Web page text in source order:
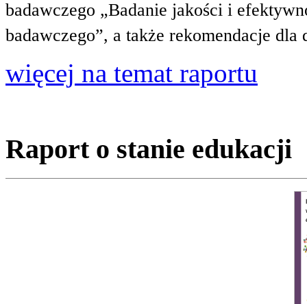
badawczego „Badanie jakości i
badawczego”, a także rekomendacje
więcej na temat raportu
Raport o stanie edukacji